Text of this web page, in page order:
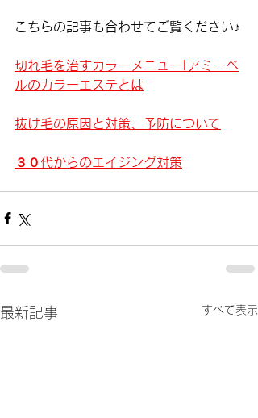
こちらの記事も合わせてご覧ください♪
切れ毛を治すカラーメニュー|アミーベ
ルのカラーエステとは
抜け毛の原因と対策、予防について
３０代からのエイジング対策
最新記事 すべて表示